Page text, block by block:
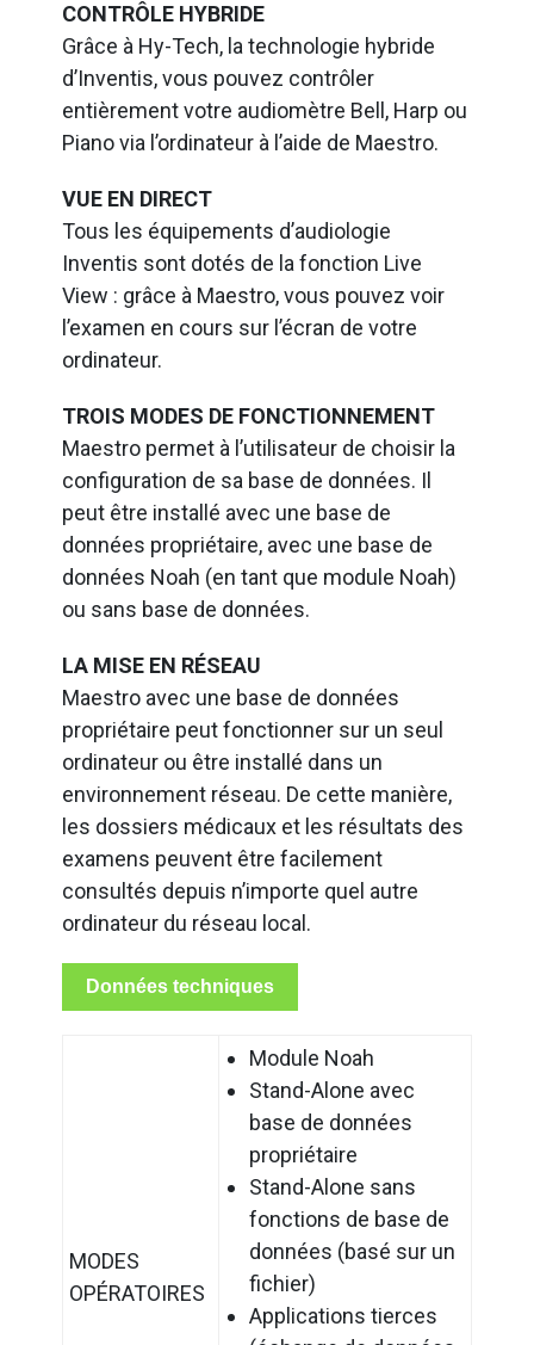
CONTRÔLE HYBRIDE
Grâce à Hy-Tech, la technologie hybride
d’Inventis, vous pouvez contrôler
entièrement votre audiomètre Bell, Harp ou
Piano via l’ordinateur à l’aide de Maestro.
VUE EN DIRECT
Tous les équipements d’audiologie
Inventis sont dotés de la fonction Live
View : grâce à Maestro, vous pouvez voir
l’examen en cours sur l’écran de votre
ordinateur.
TROIS MODES DE FONCTIONNEMENT
Maestro permet à l’utilisateur de choisir la
configuration de sa base de données. Il
peut être installé avec une base de
données propriétaire, avec une base de
données Noah (en tant que module Noah)
ou sans base de données.
LA MISE EN RÉSEAU
Maestro avec une base de données
propriétaire peut fonctionner sur un seul
ordinateur ou être installé dans un
environnement réseau. De cette manière,
les dossiers médicaux et les résultats des
examens peuvent être facilement
consultés depuis n’importe quel autre
ordinateur du réseau local.
Données techniques
MODES
OPÉRATOIRES
Module Noah
Stand-Alone avec
base de données
propriétaire
Stand-Alone sans
fonctions de base de
données (basé sur un
fichier)
Applications tierces